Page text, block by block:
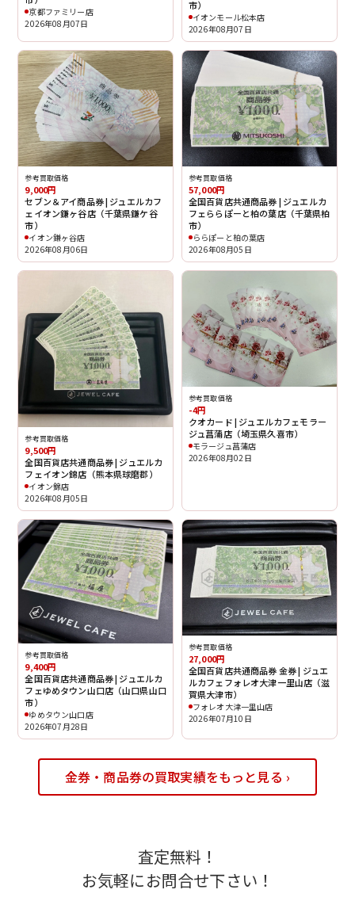
京都ファミリー店
2026年08月07日
市）
イオンモール松本店
2026年08月07日
参考買取価格
9,000円
セブン＆アイ商品券 | ジュエルカフ
ェイオン鎌ヶ谷店（千葉県鎌ケ谷
市）
イオン鎌ヶ谷店
2026年08月06日
参考買取価格
57,000円
全国百貨店共通商品券 | ジュエルカ
フェららぽーと柏の葉店（千葉県柏
市）
ららぽーと柏の葉店
2026年08月05日
参考買取価格
9,500円
全国百貨店共通商品券 | ジュエルカ
フェイオン錦店（熊本県球磨郡）
イオン錦店
2026年08月05日
参考買取価格
-4円
クオカード | ジュエルカフェモラー
ジュ菖蒲店（埼玉県久喜市）
モラージュ菖蒲店
2026年08月02日
参考買取価格
9,400円
全国百貨店共通商品券 | ジュエルカ
フェゆめタウン山口店（山口県山口
市）
ゆめタウン山口店
2026年07月28日
参考買取価格
27,000円
全国百貨店共通商品券 金券 | ジュエ
ルカフェフォレオ大津一里山店（滋
賀県大津市）
フォレオ大津一里山店
2026年07月10日
金券・商品券の買取実績をもっと見る ›
査定無料！
お気軽にお問合せ下さい！